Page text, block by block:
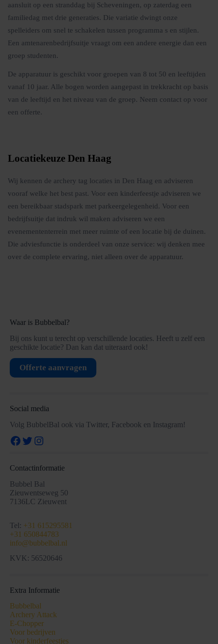
aansluit op een stranddag bij Scheveningen, op zaterdag een
familiedag met drie generaties. Die variatie dwingt onze
spelleiders om snel te schakelen tussen programma s en stijlen.
Een amtenarenbedrijfsuitje vraagt om een andere energie dan een
groep studenten.
De apparatuur is geschikt voor groepen van 8 tot 50 en leeftijden
vanaf 10 jaar. Alle bogen worden aangepast in trekkracht op basis
van de leeftijd en het niveau van de groep. Neem contact op voor
een offerte.
Locatiekeuze Den Haag
Wij kennen de archery tag locaties in Den Haag en adviseren
vooraf welke het best past. Voor een kinderfeestje adviseren we
een bereikbaar stadspark met parkeergelegenheid. Voor een
bedrijfsuitje dat indruk wil maken adviseren we een
evenemententerrein met meer ruimte of een locatie bij de duinen.
Die adviesfunctie is onderdeel van onze service: wij denken mee
over de complete ervaring, niet alleen over de apparatuur.
Waar is Bubbelbal?
Bij ons kunt u terecht op verschillende locaties. Heeft u zelf een
geschikte locatie? Dan kan dat uiteraard ook!
Offerte aanvragen
Social media
Volg BubbelBal ook via Twitter, Facebook en Instagram!
Facebook
Twitter
Instagram
Contactinformatie
Bubbel Bal
Zieuwentseweg 50
7136LC Zieuwent
Tel: +31 615295581
+31 650844783
info@bubbelbal.nl
KVK: 56520646
Extra Informatie
Bubbelbal
Archery Attack
E-Chopper
Voor bedrijven
Voor kinderfeestjes